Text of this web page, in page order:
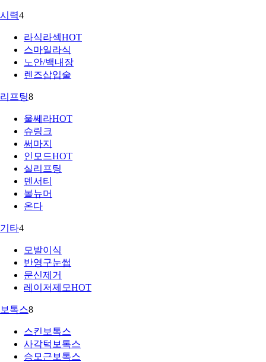
시력4
라식라섹HOT
스마일라식
노안/백내장
렌즈삽입술
리프팅8
울쎄라HOT
슈링크
써마지
인모드HOT
실리프팅
덴서티
볼뉴머
온다
기타4
모발이식
반영구눈썹
문신제거
레이저제모HOT
보톡스8
스킨보톡스
사각턱보톡스
승모근보톡스